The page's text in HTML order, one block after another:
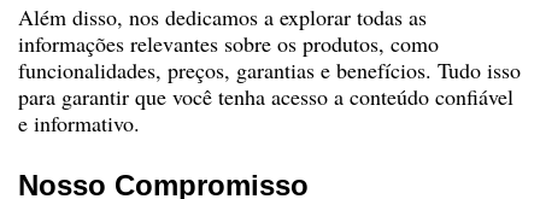
Além disso, nos dedicamos a explorar todas as
informações relevantes sobre os produtos, como
funcionalidades, preços, garantias e benefícios. Tudo isso
para garantir que você tenha acesso a conteúdo confiável
e informativo.
Nosso Compromisso